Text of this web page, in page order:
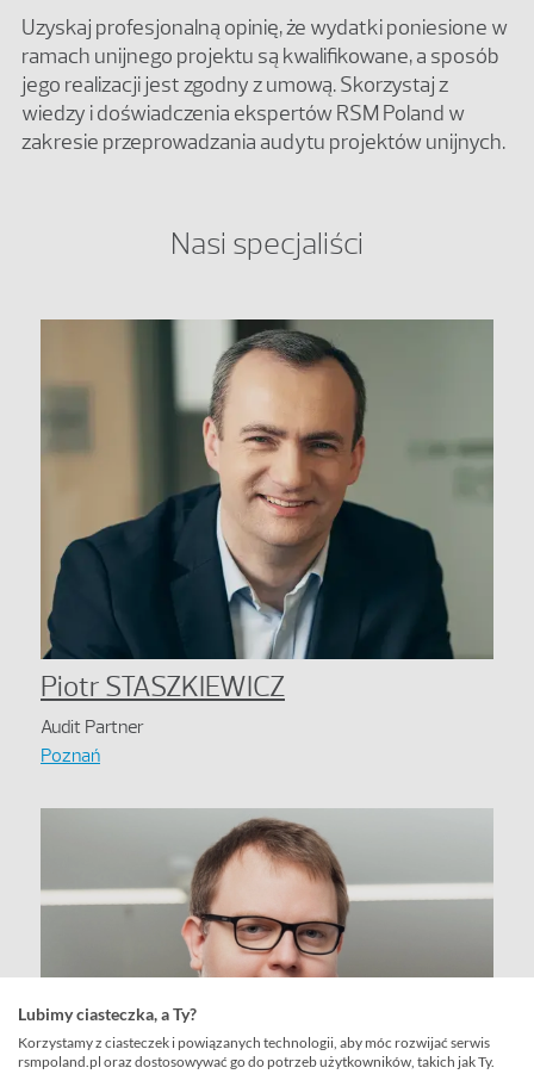
Uzyskaj profesjonalną opinię, że wydatki poniesione w
ramach unijnego projektu są kwalifikowane, a sposób
jego realizacji jest zgodny z umową. Skorzystaj z
wiedzy i doświadczenia ekspertów RSM Poland w
zakresie przeprowadzania audytu projektów unijnych.
Nasi specjaliści
Piotr STASZKIEWICZ
Audit Partner
Poznań
Lubimy ciasteczka, a Ty?
Korzystamy z ciasteczek i powiązanych technologii, aby móc rozwijać serwis
rsmpoland.pl oraz dostosowywać go do potrzeb użytkowników, takich jak Ty.